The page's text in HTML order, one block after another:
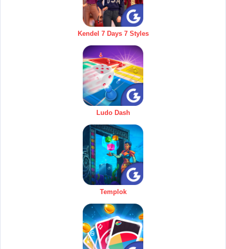
Kendel 7 Days 7 Styles
Ludo Dash
Templok